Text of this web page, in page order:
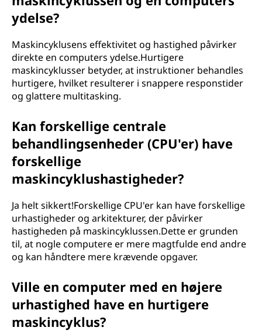
ydelse?
Maskincyklusens effektivitet og hastighed påvirker
direkte en computers ydelse.Hurtigere
maskincyklusser betyder, at instruktioner behandles
hurtigere, hvilket resulterer i snappere responstider
og glattere multitasking.
Kan forskellige centrale
behandlingsenheder (CPU'er) have
forskellige
maskincyklushastigheder?
Ja helt sikkert!Forskellige CPU'er kan have forskellige
urhastigheder og arkitekturer, der påvirker
hastigheden på maskincyklussen.Dette er grunden
til, at nogle computere er mere magtfulde end andre
og kan håndtere mere krævende opgaver.
Ville en computer med en højere
urhastighed have en hurtigere
maskincyklus?